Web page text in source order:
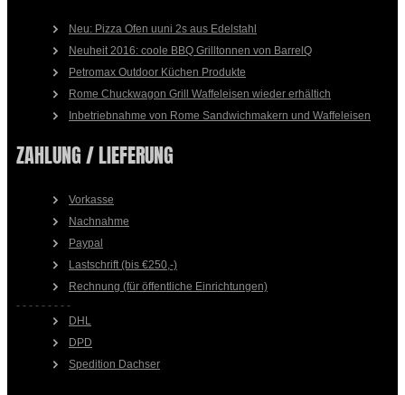
Neu: Pizza Ofen uuni 2s aus Edelstahl
Neuheit 2016: coole BBQ Grilltonnen von BarrelQ
Petromax Outdoor Küchen Produkte
Rome Chuckwagon Grill Waffeleisen wieder erhältich
Inbetriebnahme von Rome Sandwichmakern und Waffeleisen
ZAHLUNG / LIEFERUNG
Vorkasse
Nachnahme
Paypal
Lastschrift (bis €250,-)
Rechnung (für öffentliche Einrichtungen)
- - - - - - - - -
DHL
DPD
Spedition Dachser